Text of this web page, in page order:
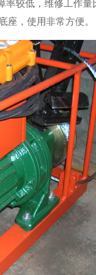
较低，维修工作
座，使用非常方便。